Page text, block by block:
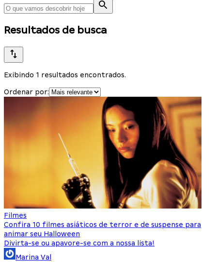
Resultados de busca
Exibindo 1 resultados encontrados.
Ordenar por:
Filmes
Confira 10 filmes asiáticos de terror e de suspense para
animar seu Halloween
Divirta-se ou apavore-se com a nossa lista!
Marina Val